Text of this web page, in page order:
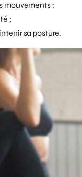
mouvements ;
;
sa posture.